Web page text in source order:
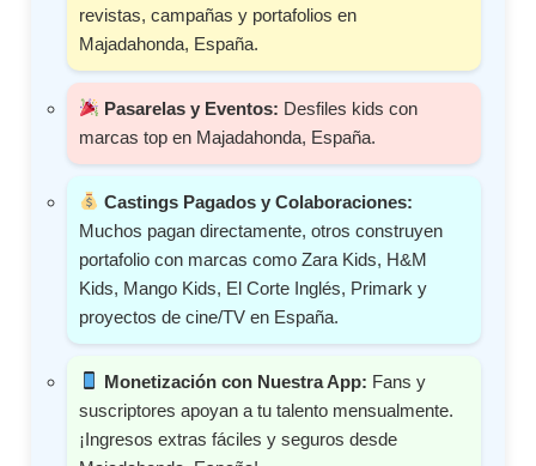
revistas, campañas y portafolios en
Majadahonda, España.
Pasarelas y Eventos: Desfiles kids con
marcas top en Majadahonda, España.
Castings Pagados y Colaboraciones:
Muchos pagan directamente, otros construyen
portafolio con marcas como Zara Kids, H&M
Kids, Mango Kids, El Corte Inglés, Primark y
proyectos de cine/TV en España.
Monetización con Nuestra App: Fans y
suscriptores apoyan a tu talento mensualmente.
¡Ingresos extras fáciles y seguros desde